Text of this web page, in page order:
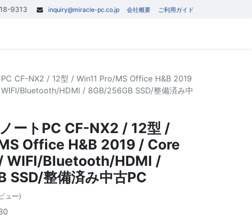
9313 inquiry@miracle-pc.co.jp 会社概要 ご利用ガイド
CF-NX2 / 12型 / Win11 Pro/MS Office H&B 2019
Bluetooth/HDMI / 8GB/256GB SSD/整備済み中
ートPC CF-NX2 / 12型 /
Office H&B 2019 / Core
Bluetooth/HDMI /
SSD/整備済み中古PC
ュー)